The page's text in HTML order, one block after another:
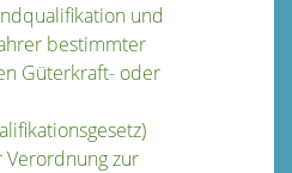
und
bestimmter
Güterkraft- oder
Verordnung zur